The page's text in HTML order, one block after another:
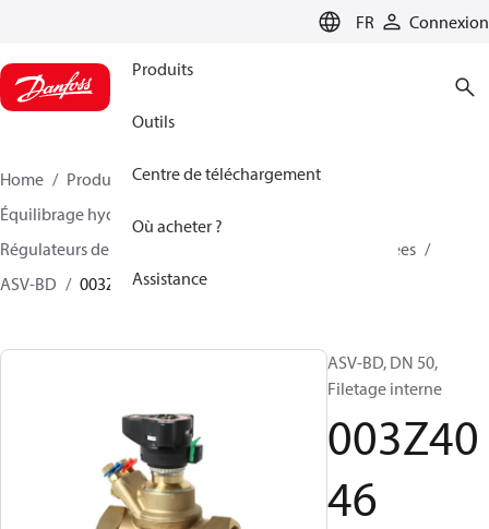
FR Connexion
Produits
Outils
Centre de téléchargement
Où acheter ?
Assistance
Home Produits
Climate Solutions - chauffage
Équilibrage hydraulique et régulation
Régulateurs de pression différentielle
Vannes associées
ASV-BD
003Z4046
ASV-BD, DN 50,
Filetage interne
003Z40
46